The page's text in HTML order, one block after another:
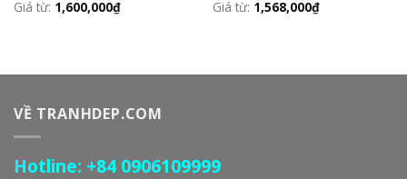
Giá từ: 1,600,000₫
Giá từ: 1,568,000₫
VỀ TRANHDEP.COM
Hotline: +84 0906109999